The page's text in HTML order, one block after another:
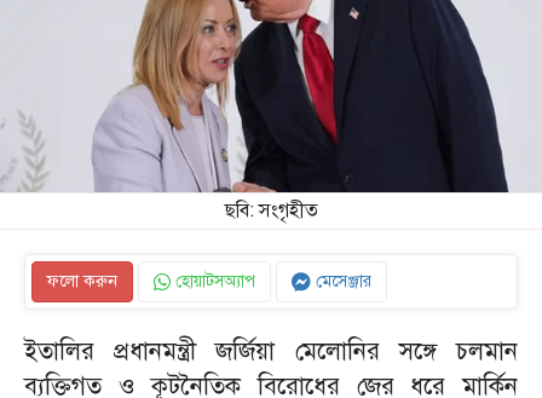
ছবি: সংগৃহীত
ফলো করুন হোয়াটসঅ্যাপ মেসেঞ্জার
ইতালির প্রধানমন্ত্রী জর্জিয়া মেলোনির সঙ্গে চলমান
ব্যক্তিগত ও কূটনৈতিক বিরোধের জের ধরে মার্কিন